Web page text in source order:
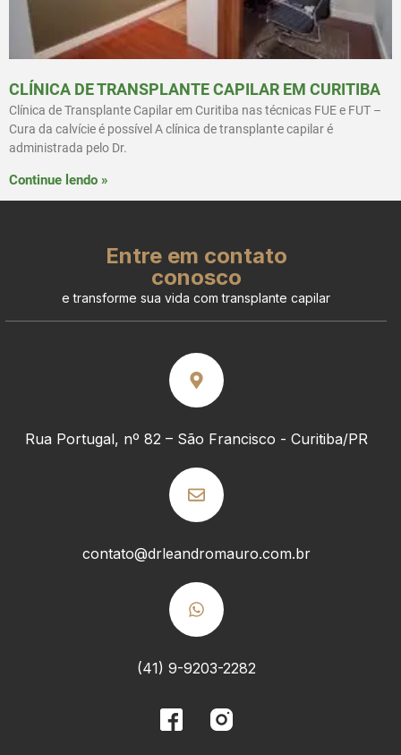
CLÍNICA DE TRANSPLANTE CAPILAR EM CURITIBA
Clínica de Transplante Capilar em Curitiba nas técnicas FUE e FUT –
Cura da calvície é possível A clínica de transplante capilar é
administrada pelo Dr.
Continue lendo »
Entre em contato
conosco
e transforme sua vida com transplante capilar
Rua Portugal, nº 82 – São Francisco - Curitiba/PR
contato@drleandromauro.com.br
(41) 9-9203-2282